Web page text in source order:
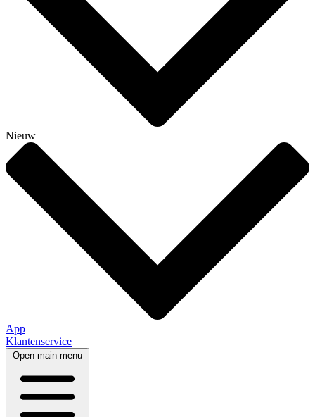
Nieuw
App
Klantenservice
Open main menu